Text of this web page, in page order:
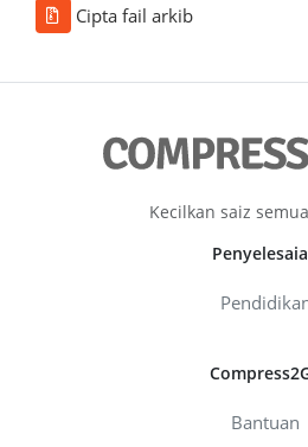
Cipta fail arkib
Kecilkan saiz
Bantuan